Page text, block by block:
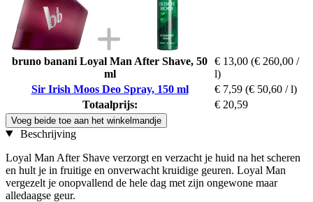
bruno banani Loyal Man After Shave, 50
ml
€ 13,00 (€ 260,00 /
l)
Sir Irish Moos Deo Spray, 150 ml
€ 7,59 (€ 50,60 / l)
Totaalprijs:
€ 20,59
Voeg beide toe aan het winkelmandje
Beschrijving
Loyal Man After Shave verzorgt en verzacht je huid na het scheren
en hult je in fruitige en onverwacht kruidige geuren. Loyal Man
vergezelt je onopvallend de hele dag met zijn ongewone maar
alledaagse geur.